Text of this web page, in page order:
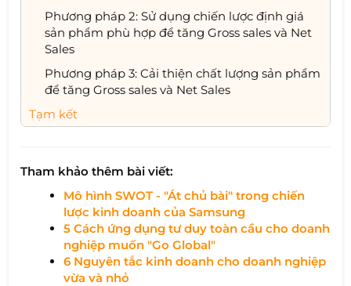
Phương pháp 2: Sử dụng chiến lược định giá
sản phẩm phù hợp để tăng Gross sales và Net
Sales
Phương pháp 3: Cải thiện chất lượng sản phẩm
để tăng Gross sales và Net Sales
Tạm kết
Tham khảo thêm bài viết:
Mô hình SWOT - "Át chủ bài" trong chiến
lược kinh doanh của Samsung
5 Cách ứng dụng tư duy toàn cầu cho doanh
nghiệp muốn "Go Global"
6 Nguyên tắc kinh doanh cho doanh nghiệp
vừa và nhỏ